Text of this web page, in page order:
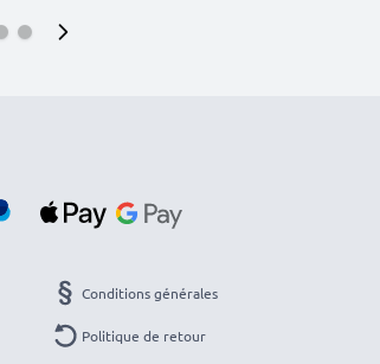
Conditions générales
Politique de retour